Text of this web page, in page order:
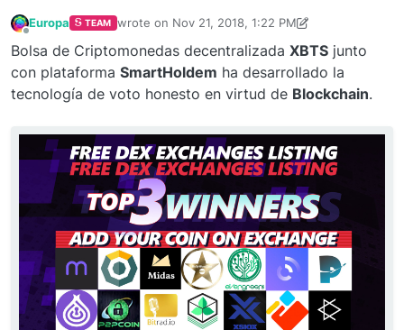
Europa TEAM wrote on Nov 21, 2018, 1:22 PM
last edited by TechnoL0gSep 4, 2019, 2:50 PM
Bolsa de Criptomonedas decentralizada XBTS junto
con plataforma SmartHoldem ha desarrollado la
tecnología de voto honesto en virtud de Blockchain.